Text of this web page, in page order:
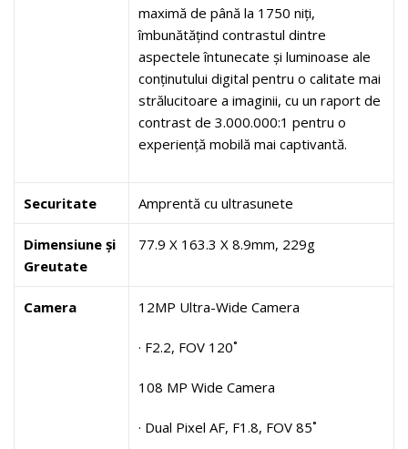
maximă de până la 1750 niți,
îmbunătățind contrastul dintre
aspectele întunecate și luminoase ale
conținutului digital pentru o calitate mai
strălucitoare a imaginii, cu un raport de
contrast de 3.000.000:1 pentru o
experiență mobilă mai captivantă.
Securitate Amprentă cu ultrasunete
Dimensiune și
Greutate
77.9 X 163.3 X 8.9mm, 229g
Camera 12MP Ultra-Wide Camera
· F2.2, FOV 120˚
108 MP Wide Camera
· Dual Pixel AF, F1.8, FOV 85˚